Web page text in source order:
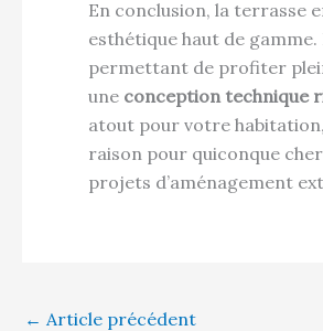
En conclusion, la terrasse
esthétique haut de
permettant de profiter
une conception technique
atout pour votre habitation,
raison pour quiconque
projets d’aménagement
← Article précédent